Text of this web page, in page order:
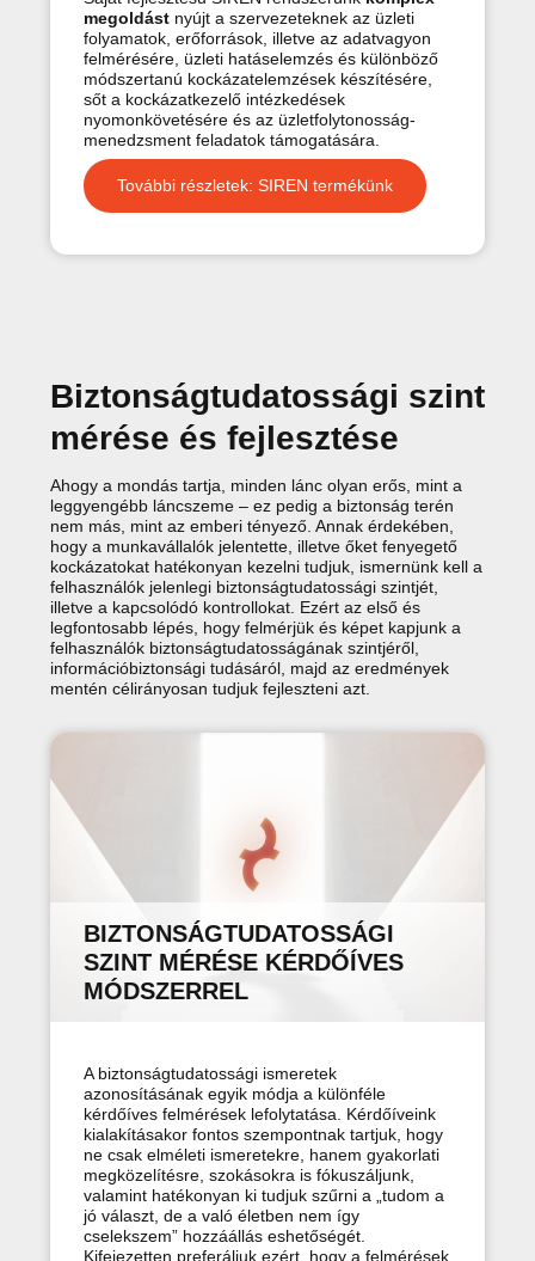
megoldást nyújt a szervezeteknek az üzleti
folyamatok, erőforrások, illetve az adatvagyon
felmérésére, üzleti hatáselemzés és különböző
módszertanú kockázatelemzések készítésére,
sőt a kockázatkezelő intézkedések
nyomonkövetésére és az üzletfolytonosság-
menedzsment feladatok támogatására.
További részletek: SIREN termékünk
Biztonságtudatossági szint
mérése és fejlesztése
Ahogy a mondás tartja, minden lánc olyan erős, mint a
leggyengébb láncszeme – ez pedig a biztonság terén
nem más, mint az emberi tényező. Annak érdekében,
hogy a munkavállalók jelentette, illetve őket fenyegető
kockázatokat hatékonyan kezelni tudjuk, ismernünk kell a
felhasználók jelenlegi biztonságtudatossági szintjét,
illetve a kapcsolódó kontrollokat. Ezért az első és
legfontosabb lépés, hogy felmérjük és képet kapjunk a
felhasználók biztonságtudatosságának szintjéről,
információbiztonsági tudásáról, majd az eredmények
mentén célirányosan tudjuk fejleszteni azt.
BIZTONSÁGTUDATOSSÁGI
SZINT MÉRÉSE KÉRDŐÍVES
MÓDSZERREL
A biztonságtudatossági ismeretek
azonosításának egyik módja a különféle
kérdőíves felmérések lefolytatása. Kérdőíveink
kialakításakor fontos szempontnak tartjuk, hogy
ne csak elméleti ismeretekre, hanem gyakorlati
megközelítésre, szokásokra is fókuszáljunk,
valamint hatékonyan ki tudjuk szűrni a „tudom a
jó választ, de a való életben nem így
cselekszem” hozzáállás eshetőségét.
Kifejezetten preferáljuk ezért, hogy a felmérések